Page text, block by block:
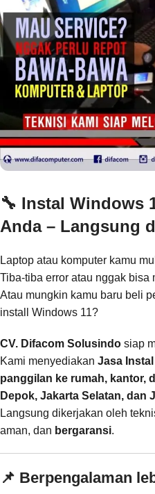
🔧 Instal Windows
Anda – Langsung
Laptop atau komputer kamu
Tiba-tiba error atau nggak bisa
Atau mungkin kamu baru beli
install Windows 11?
CV. Difacom Solusindo siap
Kami menyediakan Jasa
panggilan ke rumah, kantor,
Depok, Jakarta Selatan, dan
Langsung dikerjakan oleh
aman, dan bergaransi.
📌 Berpengalaman